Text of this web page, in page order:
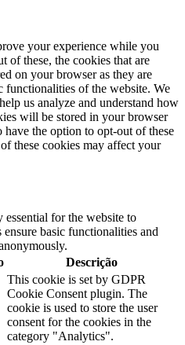
your experience while you
of these, the cookies that are
on your browser as they are
functionalities of the website. We
us analyze and understand how
will be stored in your browser
the option to opt-out of these
these cookies may affect your
essential for the website to
basic functionalities and
Descrição
This cookie is set by GDPR
Cookie Consent plugin. The
cookie is used to store the user
consent for the cookies in the
category "Analytics".